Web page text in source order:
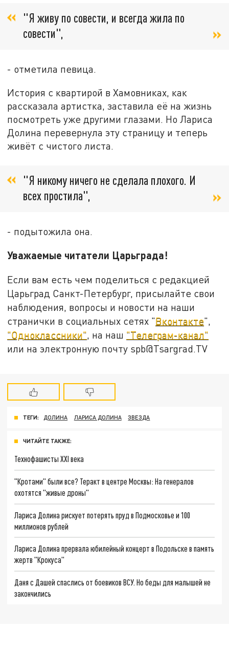
"Я живу по совести, и всегда жила по
совести",
- отметила певица.
История с квартирой в Хамовниках, как
рассказала артистка, заставила её на жизнь
посмотреть уже другими глазами. Но Лариса
Долина перевернула эту страницу и теперь
живёт с чистого листа.
"Я никому ничего не сделала плохого. И
всех простила",
- подытожила она.
Уважаемые читатели Царьграда!
Если вам есть чем поделиться с редакцией
Царьград Санкт-Петербург, присылайте свои
наблюдения, вопросы и новости на наши
странички в социальных сетях "Вконтакте",
"Одноклассники", на наш "Телеграм-канал"
или на электронную почту spb@Tsargrad.TV
ТЕГИ: ДОЛИНА ЛАРИСА ДОЛИНА ЗВЕЗДА
ЧИТАЙТЕ ТАКЖЕ:
Технофашисты XXI века
"Кротами" были все? Теракт в центре Москвы: На генералов
охотятся "живые дроны"
Лариса Долина рискует потерять пруд в Подмосковье и 100
миллионов рублей
Лариса Долина прервала юбилейный концерт в Подольске в память
жертв "Крокуса"
Даня с Дашей спаслись от боевиков ВСУ. Но беды для малышей не
закончились